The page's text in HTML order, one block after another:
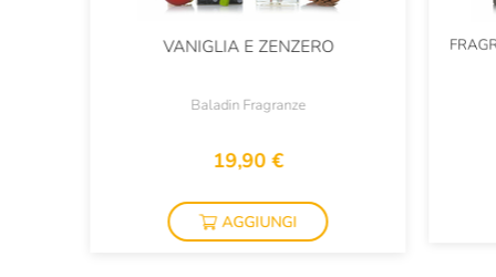
VANIGLIA E ZENZERO
Baladin Fragranze
19,90 €
AGGIUNGI